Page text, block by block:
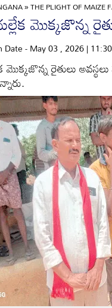
»THE PLIGHT OF MAIZE
మొక్కజొన్న
Date - May 03 , 2026 |
మొక్కజొన్న రైతులు